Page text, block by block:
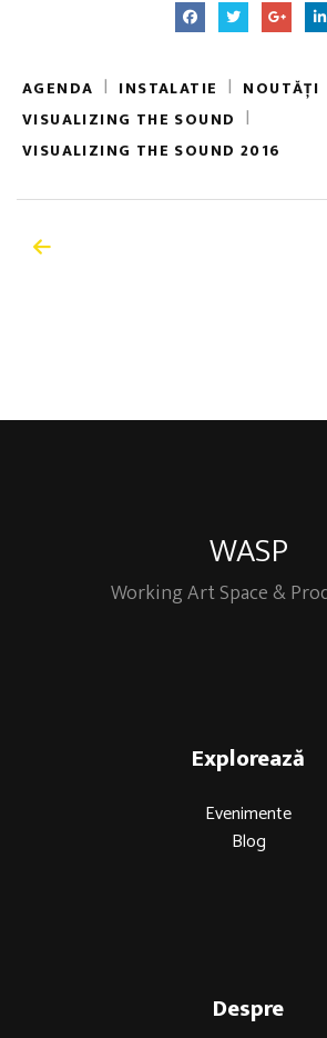
AGENDA | INSTALATIE | NOUTĂȚI
VISUALIZING THE SOUND |
VISUALIZING THE SOUND 2016
WASP
Working Art Space &
Explorează
Evenimente
Blog
Despre